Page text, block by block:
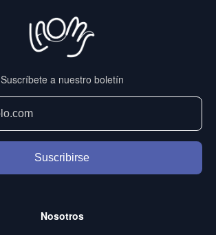
Suscríbete a nuestro boletín
Suscribirse
Nosotros